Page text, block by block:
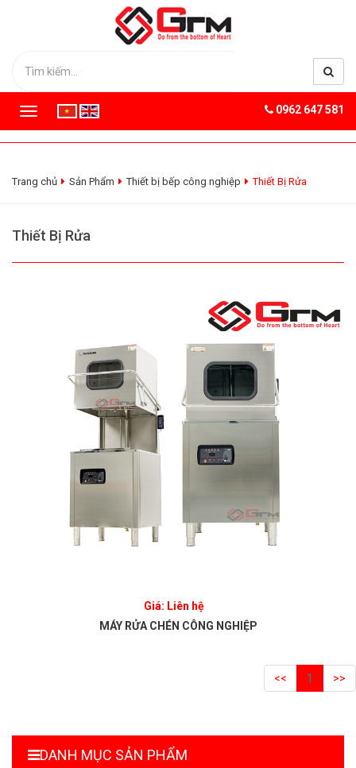
T
o
g
v
0962 647 581
Trang chủ Sản Phẩm Thiết bị bếp công nghiệp Thiết Bị Rửa
Thiết Bị Rửa
Giá: Liên hệ
MÁY RỬA CHÉN CÔNG NGHIỆP
<< 1 >>
DANH MỤC SẢN PHẨM